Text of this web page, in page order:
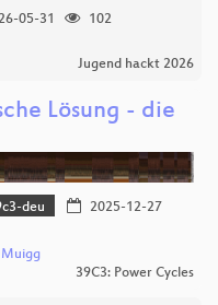
05-31
102
Jugend hackt 2026
Lösung - die
deu
2025-12-27
39C3: Power Cycles